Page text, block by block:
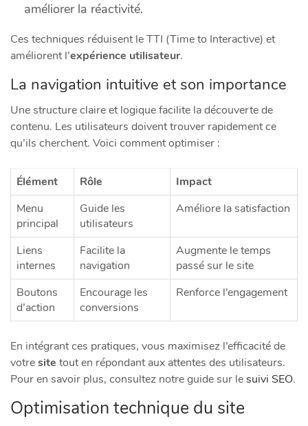
améliorer la réactivité.
Ces techniques réduisent le TTI (Time to Interactive) et
améliorent l’expérience utilisateur.
La navigation intuitive et son importance
Une structure claire et logique facilite la découverte de
contenu. Les utilisateurs doivent trouver rapidement ce
qu’ils cherchent. Voici comment optimiser :
Élément Rôle
Impact
Menu
principal
Guide les
utilisateurs
Améliore la satisfaction
Liens
internes
Facilite la
navigation
Augmente le temps
passé sur le site
Boutons
d’action
Encourage les
conversions
Renforce l’engagement
En intégrant ces pratiques, vous maximisez l’efficacité de
votresite tout en répondant aux attentes des utilisateurs.
Pour en savoir plus, consultez notre guide sur lesuivi SEO.
Optimisation technique du site